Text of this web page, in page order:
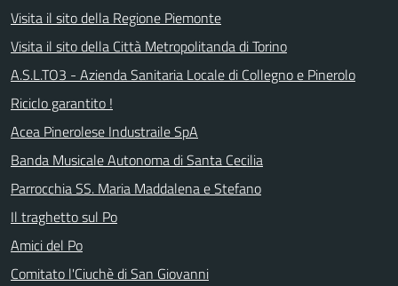
Visita il sito della Regione Piemonte
Visita il sito della Città Metropolitanda di Torino
A.S.L.TO3 - Azienda Sanitaria Locale di Collegno e Pinerolo
Riciclo garantito !
Acea Pinerolese Industraile SpA
Banda Musicale Autonoma di Santa Cecilia
Parrocchia SS. Maria Maddalena e Stefano
Il traghetto sul Po
Amici del Po
Comitato l'Ciuchè di San Giovanni